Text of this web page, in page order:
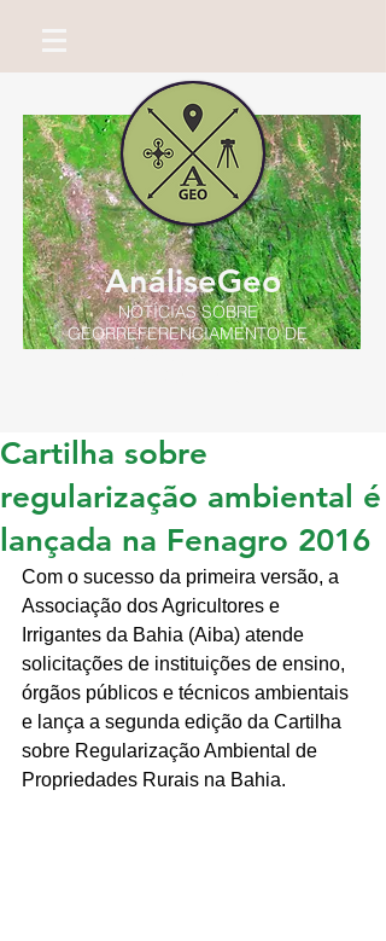
AnáliseGeo
NOTÍCIAS SOBRE
GEORREFERENCIAMENTO DE
IMÓVEIS RURAIS
Cartilha sobre
regularização ambiental é
lançada na Fenagro 2016
Com o sucesso da primeira versão, a
Associação dos Agricultores e
Irrigantes da Bahia (Aiba) atende
solicitações de instituições de ensino,
órgãos públicos e técnicos ambientais
e lança a segunda edição da Cartilha
sobre Regularização Ambiental de
Propriedades Rurais na Bahia.